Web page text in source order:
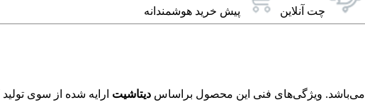
چت آنلاین پیش خرید هوشمندانه
دیتاشیت ارایه شده از سوی